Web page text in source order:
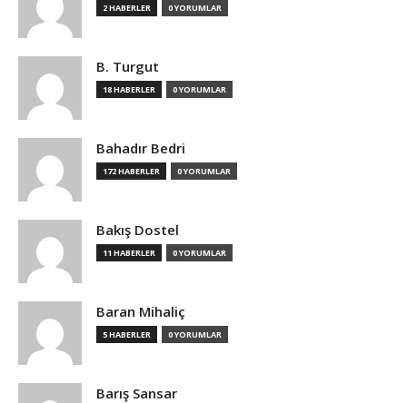
2 HABERLER 0 YORUMLAR
B. Turgut
18 HABERLER 0 YORUMLAR
Bahadır Bedri
172 HABERLER 0 YORUMLAR
Bakış Dostel
11 HABERLER 0 YORUMLAR
Baran Mihaliç
5 HABERLER 0 YORUMLAR
Barış Sansar